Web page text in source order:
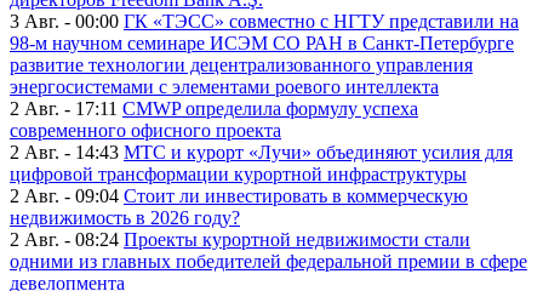
3 Авг. - 00:00 ГК «ТЭСС» совместно с НГТУ представили на
98-м научном семинаре ИСЭМ СО РАН в Санкт-Петербурге
развитие технологии децентрализованного управления
энергосистемами с элементами роевого интеллекта
2 Авг. - 17:11 CMWP определила формулу успеха
современного офисного проекта
2 Авг. - 14:43 МТС и курорт «Лучи» объединяют усилия для
цифровой трансформации курортной инфраструктуры
2 Авг. - 09:04 Стоит ли инвестировать в коммерческую
недвижимость в 2026 году?
2 Авг. - 08:24 Проекты курортной недвижимости стали
одними из главных победителей федеральной премии в сфере
девелопмента